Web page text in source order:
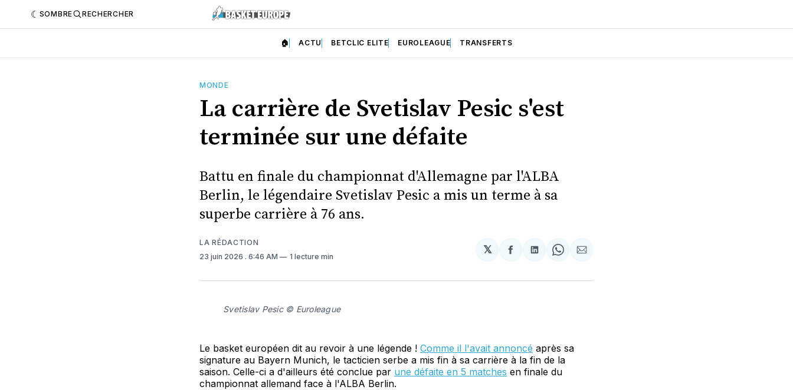
SOMBRE RECHERCHER
🏠 ACTU BETCLIC ELITE EUROLEAGUE TRANSFERTS
MONDE
La carrière de Svetislav Pesic s'est
terminée sur une défaite
Battu en finale du championnat d'Allemagne par l'ALBA
Berlin, le légendaire Svetislav Pesic a mis un terme à sa
superbe carrière à 76 ans.
LA RÉDACTION
23 juin 2026 . 6:46 AM 1 lecture min
𝕏
Partager
Facebook
Partager
LinkedIn
Share
WhatsApp
Partager
Courriel
Svetislav Pesic © Euroleague
Le basket européen dit au revoir à une légende ! Comme il l'avait annoncé après sa
signature au Bayern Munich, le tacticien serbe a mis fin à sa carrière à la fin de la
saison. Celle-ci a d'ailleurs été conclue par une défaite en 5 matches en finale du
championnat allemand face à l'ALBA Berlin.